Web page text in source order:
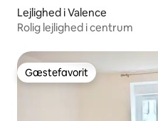
Lejlighed i Valence
Rolig lejlighed i centrum
Gæstefavorit
Gæstefavorit